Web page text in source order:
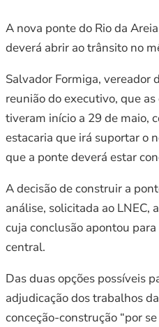
A nova ponte do Rio da
deverá abrir ao trânsito no
Salvador Formiga, vereador
reunião do executivo, que
tiveram início a 29 de maio,
estacaria que irá suportar o
que a ponte deverá estar
A decisão de construir a
análise, solicitada ao LNEC,
cuja conclusão apontou
central.
Das duas opções possíveis
adjudicação dos trabalhos
conceção-construção “por